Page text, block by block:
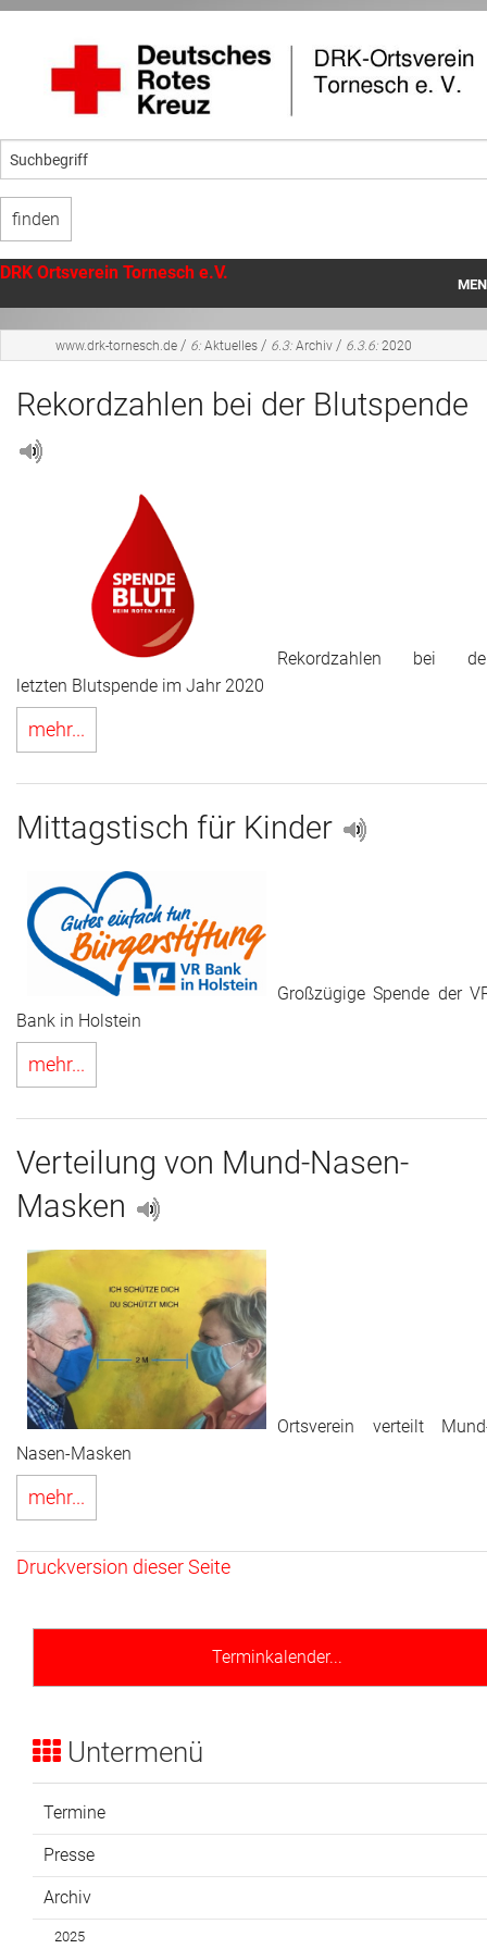
DRK Ortsverein Tornesch e.V.
Startseite
www.drk-tornesch.de / 6: Aktuelles / 6.3: Archiv / 6.3.6: 2020
Rekordzahlen bei der Blutspende
Rekordzahlen bei
letzten Blutspende im Jahr 2020
mehr...
Mittagstisch für Kinder
Großzügige Spende der
Bank in Holstein
mehr...
Verteilung von Mund-Nasen-
Masken
Ortsverein verteilt
Nasen-Masken
mehr...
Druckversion dieser Seite
Terminkalender...
Untermenü
Termine
Presse
Archiv
2025